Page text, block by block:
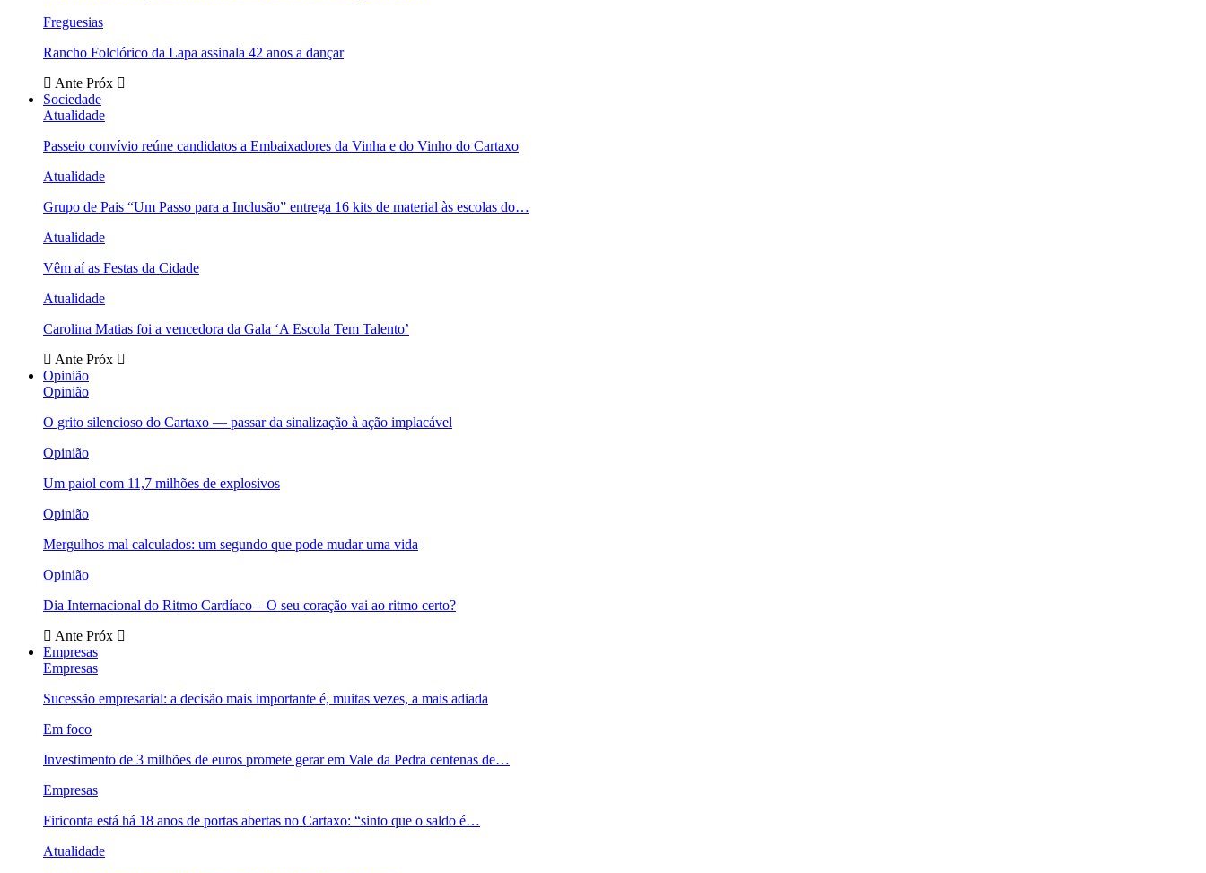
Freguesias
Rancho Folclórico da Lapa assinala 42 anos a dançar
Ante Próx
Sociedade
Atualidade
Passeio convívio reúne candidatos a Embaixadores da Vinha e do Vinho do Cartaxo
Atualidade
Grupo de Pais “Um Passo para a Inclusão” entrega 16 kits de material às escolas do…
Atualidade
Vêm aí as Festas da Cidade
Atualidade
Carolina Matias foi a vencedora da Gala ‘A Escola Tem Talento’
Ante Próx
Opinião
Opinião
O grito silencioso do Cartaxo — passar da sinalização à ação implacável
Opinião
Um paiol com 11,7 milhões de explosivos
Opinião
Mergulhos mal calculados: um segundo que pode mudar uma vida
Opinião
Dia Internacional do Ritmo Cardíaco – O seu coração vai ao ritmo certo?
Ante Próx
Empresas
Empresas
Sucessão empresarial: a decisão mais importante é, muitas vezes, a mais adiada
Em foco
Investimento de 3 milhões de euros promete gerar em Vale da Pedra centenas de…
Empresas
Firiconta está há 18 anos de portas abertas no Cartaxo: “sinto que o saldo é…
Atualidade